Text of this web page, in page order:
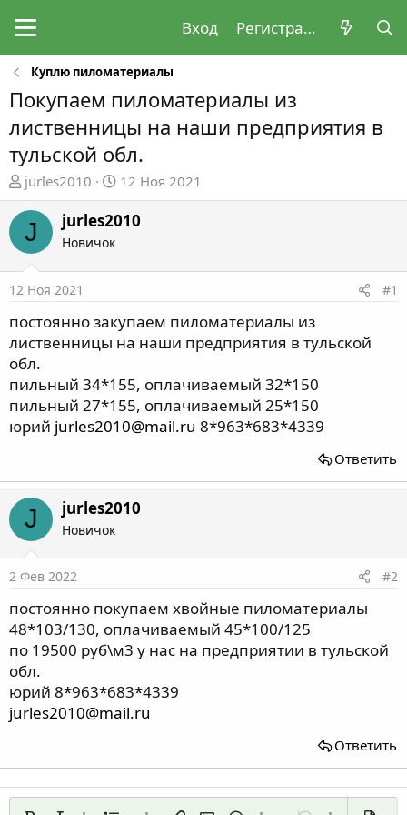
Вход Регистрация
Куплю пиломатериалы
Покупаем пиломатериалы из
лиственницы на наши предприятия в
тульской обл.
А
в
т
о
р
е
ы
jurles2010
Д
а
т
а
л
а
12 Ноя 2021
J jurles2010
Новичок
12 Ноя 2021 #1
постоянно закупаем пиломатериалы из
лиственницы на наши предприятия в тульской
обл.
пильный 34*155, оплачиваемый 32*150
пильный 27*155, оплачиваемый 25*150
юрий jurles2010@mail.ru 8*963*683*4339
Ответить
J jurles2010
Новичок
2 Фев 2022 #2
постоянно покупаем хвойные пиломатериалы
48*103/130, оплачиваемый 45*100/125
по 19500 руб\м3 у нас на предприятии в тульской
обл.
юрий 8*963*683*4339
jurles2010@mail.ru
Ответить